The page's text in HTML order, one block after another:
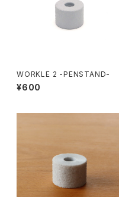
WORKLE 2 -PENSTAND-
¥600